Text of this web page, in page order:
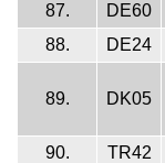
87.
DE60
88.
DE24
89. DK05
90. TR42